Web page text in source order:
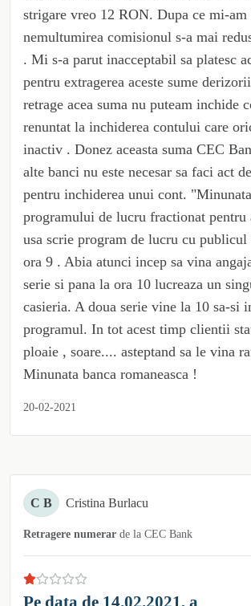
strigare vreo 12 RON. Dupa ce mi-
nemultumirea comisionul s-a mai
. Mi s-a parut inacceptabil sa platesc
pentru extragerea aceste sume
retrage acea suma nu puteam inchide
renuntat la inchiderea contului care
inactiv . Donez aceasta suma CEC
alte banci nu este necesar sa faci act
pentru inchiderea unui cont.
programului de lucru fractionat pentru
usa scrie program de lucru cu
ora 9 . Abia atunci incep sa vina
serie si pana la ora 10 lucreaza un
casieria. A doua serie vine la 10 sa-si
programul. In tot acest timp clientii
ploaie , soare.... asteptand sa le vina
Minunata banca romaneasca !
20-02-2021
C B Cristina Burlacu
Retragere numerar de la CEC Bank
Pe data de 14.02.2021, a